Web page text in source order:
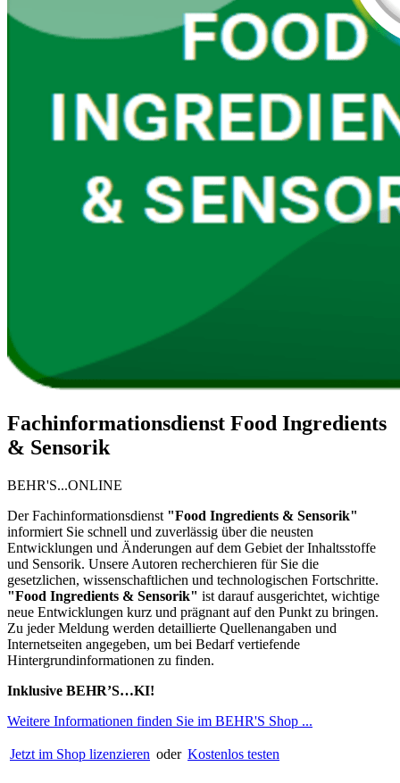
Fachinformationsdienst Food Ingredients
& Sensorik
BEHR'S...ONLINE
Der Fachinformationsdienst "Food Ingredients & Sensorik"
informiert Sie schnell und zuverlässig über die neusten
Entwicklungen und Änderungen auf dem Gebiet der Inhaltsstoffe
und Sensorik. Unsere Autoren recherchieren für Sie die
gesetzlichen, wissenschaftlichen und technologischen Fortschritte.
"Food Ingredients & Sensorik" ist darauf ausgerichtet, wichtige
neue Entwicklungen kurz und prägnant auf den Punkt zu bringen.
Zu jeder Meldung werden detaillierte Quellenangaben und
Internetseiten angegeben, um bei Bedarf vertiefende
Hintergrundinformationen zu finden.
Inklusive BEHR’S…KI!
Weitere Informationen finden Sie im BEHR'S Shop ...
Jetzt im Shop lizenzieren oder Kostenlos testen